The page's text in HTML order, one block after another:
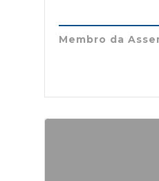
Membro da